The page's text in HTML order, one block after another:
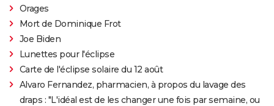
Orages
Mort de Dominique Frot
Joe Biden
Lunettes pour l'éclipse
Carte de l'éclipse solaire du 12 août
Alvaro Fernandez, pharmacien, à propos du lavage des
draps : "L'idéal est de les changer une fois par semaine, ou